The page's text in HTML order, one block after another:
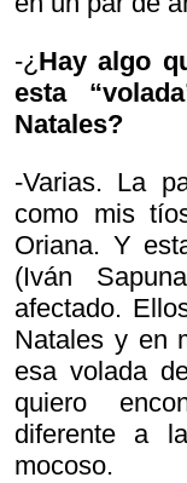
-¿Hay algo
esta
Natales?
-Varias. La
como mis
Oriana. Y
(Iván
afectado.
Natales y en
esa volada
quiero
diferente a
mocoso.